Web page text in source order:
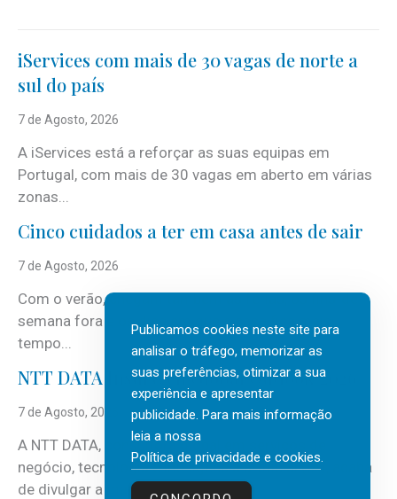
iServices com mais de 30 vagas de norte a
sul do país
7 de Agosto, 2026
A iServices está a reforçar as suas equipas em
Portugal, com mais de 30 vagas em aberto em várias
zonas...
Cinco cuidados a ter em casa antes de sair
7 de Agosto, 2026
Com o verão, chegam também as férias, os fins-de-
semana fora e os dias em que a casa fica mais
tempo...
NTT DATA Insurtech Global Outlook 2026
7 de Agosto, 2026
A NTT DATA, consultora global em serviços de
negócio, tecnologia e inteligência artificial (IA), acaba
de divulgar a mais recente...
Publicamos cookies neste site para
analisar o tráfego, memorizar as
suas preferências, otimizar a sua
experiência e apresentar
publicidade. Para mais informação
leia a nossa
Política de privacidade e cookies.